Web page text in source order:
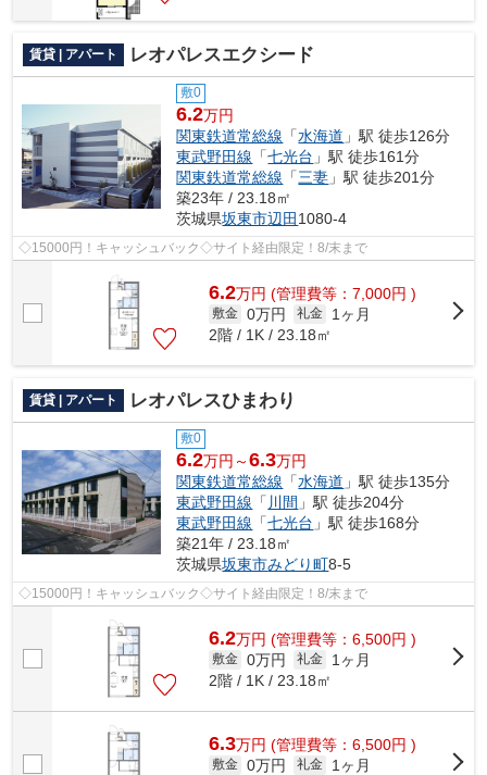
賃貸 | アパート レオパレスエクシード
敷0
6.2万円
関東鉄道常総線 「水海道 」駅 徒歩126分
東武野田線 「七光台 」駅 徒歩161分
関東鉄道常総線 「三妻 」駅 徒歩201分
築23年 / 23.18㎡
茨城県坂東市辺田 1080-4
◇15000円！キャッシュバック◇サイト経由限定！8/末まで
6.2万円 (管理費等：7,000円 )
敷金 0万円 礼金
1ヶ月
2階 / 1K / 23.18㎡
賃貸 | アパート レオパレスひまわり
敷0
6.2万円～6.3万円
関東鉄道常総線 「水海道 」駅 徒歩135分
東武野田線 「 川間 」駅 徒歩204分
東武野田線 「七光台 」駅 徒歩168分
築21年 / 23.18㎡
茨城県坂東市みどり町8-5
◇15000円！キャッシュバック◇サイト経由限定！8/末まで
6.2万円 (管理費等：6,500円 )
敷金 0万円 礼金
1ヶ月
2階 / 1K / 23.18㎡
6.3万円 (管理費等：6,500円 )
敷金 0万円 礼金
1ヶ月